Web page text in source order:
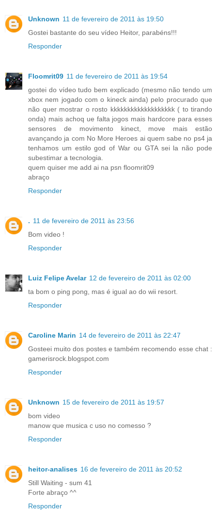
Unknown 11 de fevereiro de 2011 às 19:50
Gostei bastante do seu vídeo Heitor, parabéns!!!
Responder
Floomrit09 11 de fevereiro de 2011 às 19:54
gostei do vídeo tudo bem explicado (mesmo não tendo um
xbox nem jogado com o kineck ainda) pelo procurado que
não quer mostrar o rosto kkkkkkkkkkkkkkkkkkk ( to tirando
onda) mais achoq ue falta jogos mais hardcore para esses
sensores de movimento kinect, move mais estão
avançando ja com No More Heroes ai quem sabe no ps4 ja
tenhamos um estilo god of War ou GTA sei la não pode
subestimar a tecnologia.
quem quiser me add ai na psn floomrit09
abraço
Responder
. 11 de fevereiro de 2011 às 23:56
Bom video !
Responder
Luiz Felipe Avelar 12 de fevereiro de 2011 às 02:00
ta bom o ping pong, mas é igual ao do wii resort.
Responder
Caroline Marin 14 de fevereiro de 2011 às 22:47
Gosteei muito dos postes e também recomendo esse chat :
gamerisrock.blogspot.com
Responder
Unknown 15 de fevereiro de 2011 às 19:57
bom video
manow que musica c uso no comesso ?
Responder
heitor-analises 16 de fevereiro de 2011 às 20:52
Still Waiting - sum 41
Forte abraço ^^
Responder